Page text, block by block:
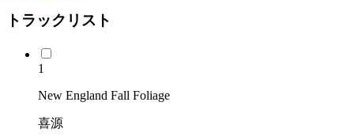
トラックリスト
1
New England Fall Foliage
喜源